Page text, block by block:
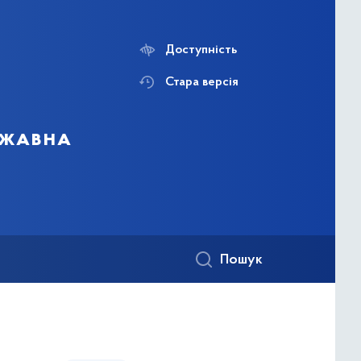
Доступність
Стара версія
Пошук